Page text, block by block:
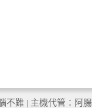
不難 | 主機代管： 阿